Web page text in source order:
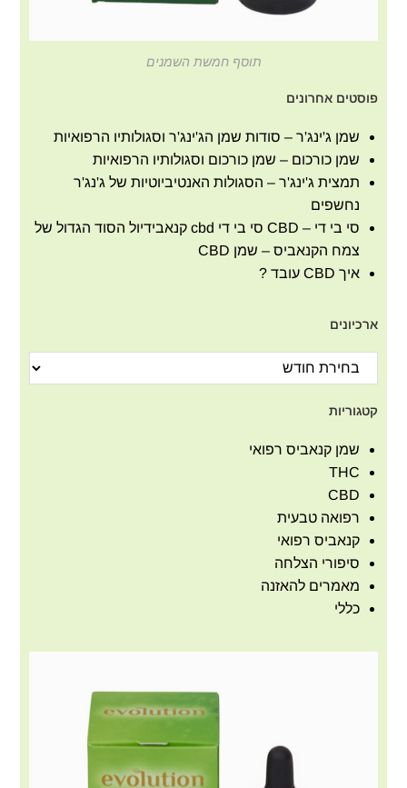
תוסף חמשת השמנים
פוסטים אחרונים
שמן ג'ינג'ר – סודות שמן הג'ינג'ר וסגולותיו הרפואיות
שמן כורכום – שמן כורכום וסגולותיו הרפואיות
תמצית ג'ינג'ר – הסגולות האנטיביוטיות של ג'נג'ר
נחשפים
סי בי די – CBD סי בי די cbd קנאבידיול הסוד הגדול של
צמח הקנאביס – שמן CBD
איך CBD עובד ?
ארכיונים
קטגוריות
שמן קנאביס רפואי
THC
CBD
רפואה טבעית
קנאביס רפואי
סיפורי הצלחה
מאמרים להאזנה
כללי